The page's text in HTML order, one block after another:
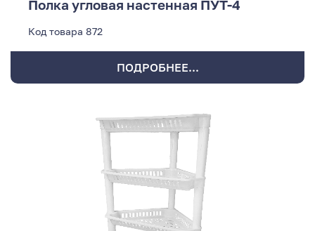
Полка угловая настенная ПУТ-4
Код товара 872
ПОДРОБНЕЕ...